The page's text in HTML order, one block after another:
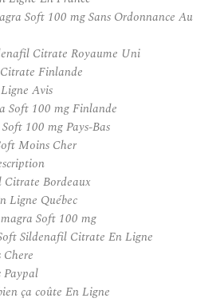
Soft 100 mg Sans Ordonnance Au
Citrate Royaume Uni
Finlande
Avis
Soft 100 mg Finlande
100 mg Pays-Bas
Moins Cher
Citrate Bordeaux
Ligne Québec
Soft 100 mg
Sildenafil Citrate En Ligne
Paypal
ça coûte En Ligne